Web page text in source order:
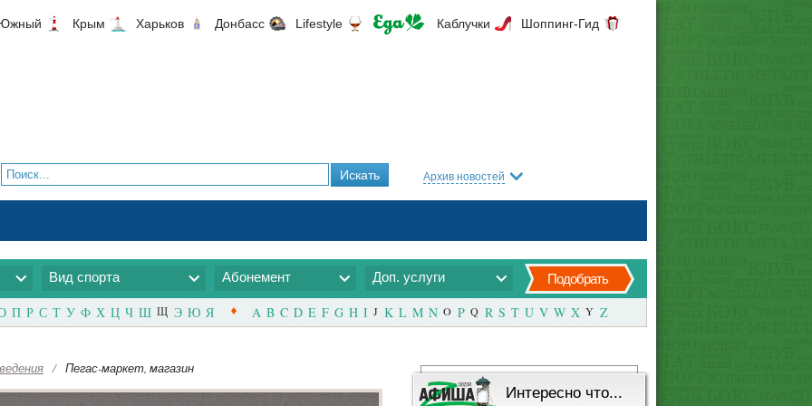
Крым Харьков Донбасс Lifestyle Каблучки Шоппинг-Гид
Архив новостей
Вид спорта Абонемент Доп. услуги Подобрать
П Р С Т У Ф Х Ц Ч Ш Щ Э Ю Я A B C D E F G H I J K L M N O P Q R S T U V W X Y Z
/ Пегас-маркет, магазин
Интересно что...